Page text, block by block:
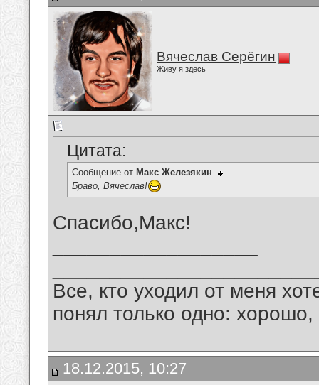
Вячеслав Серёгин
Живу я здесь
Цитата:
Сообщение от Макс Железякин
Браво, Вячеслав!
Спасибо,Макс!
Все, кто уходил от меня
понял только одно:
18.12.2015, 10:27